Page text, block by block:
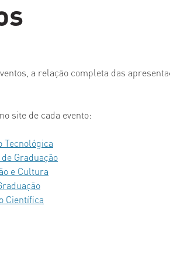
em Libras
a relação completa das
no site de cada evento:
Tecnológica
Graduação
e Cultura
Científica